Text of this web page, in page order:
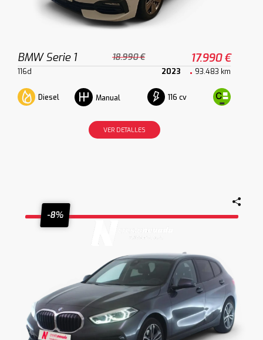
BMW Serie 1 18.990 € 17.990 €
116d 2023 93.483 km
Diesel Manual 116 cv
VER DETALLES
-8%